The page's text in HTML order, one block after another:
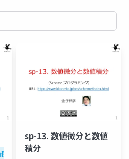
数
sp-13. 数値微分と数値
積分